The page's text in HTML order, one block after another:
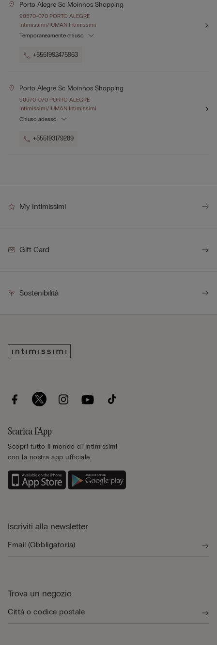
Porto Alegre Sc Moinhos Shopping
90570-070 PORTO ALEGRE
Intimissimi/IUMAN Intimissimi
Temporaneamente chiuso
+5551992475963
Porto Alegre Sc Moinhos Shopping
90570-070 PORTO ALEGRE
Intimissimi/IUMAN Intimissimi
Chiuso adesso
+555193179289
My Intimissimi
Gift Card
Sostenibilità
Scarica l’App
Scopri tutto il mondo di Intimissimi
con la nostra app ufficiale.
Iscriviti alla newsletter
Trova un negozio